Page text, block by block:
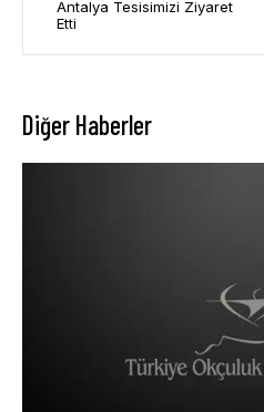
Antalya Tesisimizi Ziyaret
Etti
Diğer Haberler